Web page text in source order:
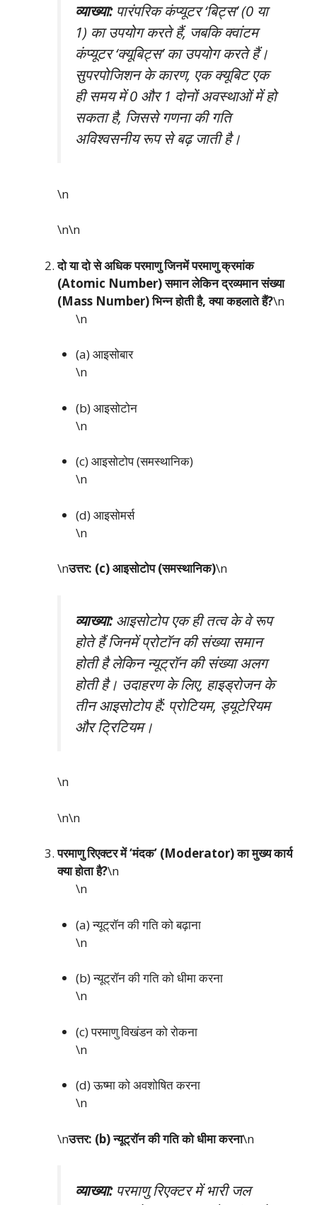
व्याख्या:पारंपरिक कंप्यूटर ‘बिट्स’ (0 या
1) का उपयोग करते हैं, जबकि क्वांटम
कंप्यूटर ‘क्यूबिट्स’ का उपयोग करते हैं।
सुपरपोजिशन के कारण, एक क्यूबिट एक
ही समय में 0 और 1 दोनों अवस्थाओं में हो
सकता है, जिससे गणना की गति
अविश्वसनीय रूप से बढ़ जाती है।
\n
\n\n
दो या दो से अधिक परमाणु जिनमें परमाणु क्रमांक
(Atomic Number) समान लेकिन द्रव्यमान संख्या
(Mass Number) भिन्न होती है, क्या कहलाते हैं?\n
\n
(a) आइसोबार
\n
(b) आइसोटोन
\n
(c) आइसोटोप (समस्थानिक)
\n
(d) आइसोमर्स
\n
\nउत्तर: (c) आइसोटोप (समस्थानिक)\n
व्याख्या:आइसोटोप एक ही तत्व के वे रूप
होते हैं जिनमें प्रोटॉन की संख्या समान
होती है लेकिन न्यूट्रॉन की संख्या अलग
होती है। उदाहरण के लिए, हाइड्रोजन के
तीन आइसोटोप हैं: प्रोटियम, ड्यूटेरियम
और ट्रिटियम।
\n
\n\n
परमाणु रिएक्टर में ‘मंदक’ (Moderator) का मुख्य कार्य
क्या होता है?\n
\n
(a) न्यूट्रॉन की गति को बढ़ाना
\n
(b) न्यूट्रॉन की गति को धीमा करना
\n
(c) परमाणु विखंडन को रोकना
\n
(d) ऊष्मा को अवशोषित करना
\n
\nउत्तर: (b) न्यूट्रॉन की गति को धीमा करना\n
व्याख्या:परमाणु रिएक्टर में भारी जल